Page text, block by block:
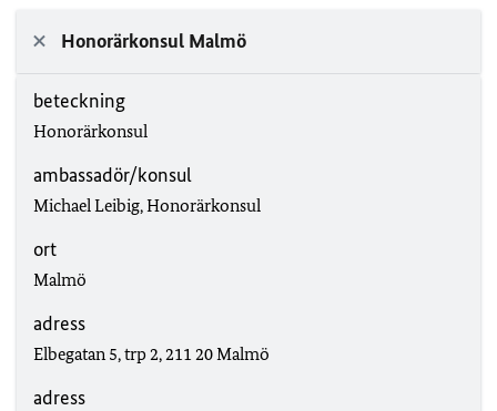
Honorärkonsul Malmö
beteckning
Honorärkonsul
ambassadör/konsul
Michael Leibig, Honorärkonsul
ort
Malmö
adress
Elbegatan 5, trp 2, 211 20 Malmö
adress